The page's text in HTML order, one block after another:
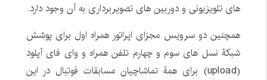
های تلویزیونی و دوربین های تصویربرداری به آن وجود دارد.
همچنین دو سرویس مجزای اپراتور همراه اول برای پوشش
شبکۀ نسل های سوم و چهارم تلفن همراه و وای فای آپلود
(upload) برای همۀ تماشاچیان مسابقات فوتبال در این